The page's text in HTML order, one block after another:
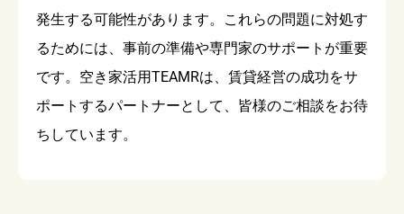
発生する可能性があります。これらの問題に対処す
るためには、事前の準備や専門家のサポートが重要
です。空き家活用TEAMRは、賃貸経営の成功をサ
ポートするパートナーとして、皆様のご相談をお待
ちしています。